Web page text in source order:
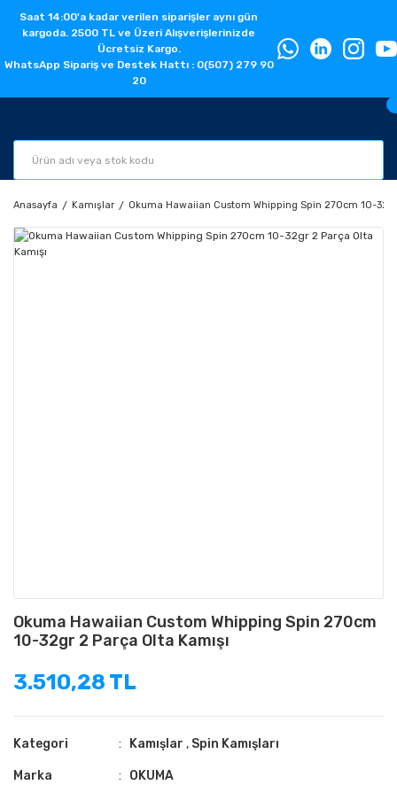
Saat 14:00'a kadar verilen siparişler aynı gün
kargoda. 2500 TL ve Üzeri Alışverişlerinizde
Ücretsiz Kargo.
WhatsApp Sipariş ve Destek Hattı : 0(507) 279 90
20
Anasayfa Kamışlar Okuma Hawaiian Custom Whipping Spin 270cm 10-32gr
Okuma Hawaiian Custom Whipping Spin 270cm
10-32gr 2 Parça Olta Kamışı
3.510,28 TL
Kategori Kamışlar , Spin Kamışları
Marka OKUMA